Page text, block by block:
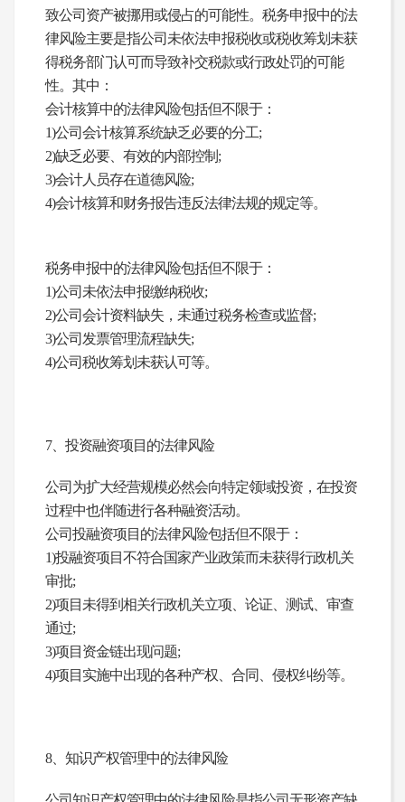
致公司资产被挪用或侵占的可能性。税务申报中的法
律风险主要是指公司未依法申报税收或税收筹划未获
得税务部门认可而导致补交税款或行政处罚的可能
性。其中：
会计核算中的法律风险包括但不限于：
1)公司会计核算系统缺乏必要的分工;
2)缺乏必要、有效的内部控制;
3)会计人员存在道德风险;
4)会计核算和财务报告违反法律法规的规定等。
税务申报中的法律风险包括但不限于：
1)公司未依法申报缴纳税收;
2)公司会计资料缺失，未通过税务检查或监督;
3)公司发票管理流程缺失;
4)公司税收筹划未获认可等。
7、投资融资项目的法律风险
公司为扩大经营规模必然会向特定领域投资，在投资
过程中也伴随进行各种融资活动。
公司投融资项目的法律风险包括但不限于：
1)投融资项目不符合国家产业政策而未获得行政机关
审批;
2)项目未得到相关行政机关立项、论证、测试、审查
通过;
3)项目资金链出现问题;
4)项目实施中出现的各种产权、合同、侵权纠纷等。
8、知识产权管理中的法律风险